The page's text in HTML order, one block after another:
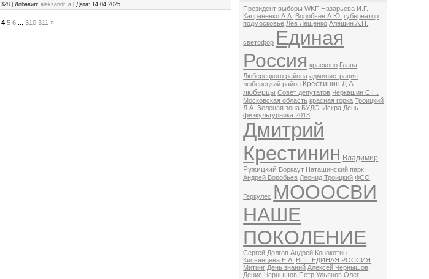
328 Добавил: aleksandr_a Дата: 14.04.2025
4 5 6 310 311 »
Президент выборы WKF Назарьева И.Г.
Капраненко А.А. Воробьев А.Ю. губернатор
подмосковье Лев Лещенко Алешин А.Н.
светофор Единая
Россия красково Глава
Люберецкого района администрация
люберецкий район Крестинин Д.А.
люберцы Совет депутатов Черкашин С.Н.
Московская область красная горка Троицкий
Л.А. Зеленая зона БУДО-Искра День
физкультурника 2013
Дмитрий
Крестинин Владимир
Ружицкий Воркаут Наташинский парк
Андрей Воробьев Леонид Троицкий ФСО
Геркулес МОООСВИ
НАШЕ
ПОКОЛЕНИЕ
Сергей Долгов Андрей Конокотин
Кисвянцева Е.А. ВПП ЕДИНАЯ РОССИЯ
Митинг День знаний Алексей Чернышов
Денис Чернышов Петр Ульянов Олег